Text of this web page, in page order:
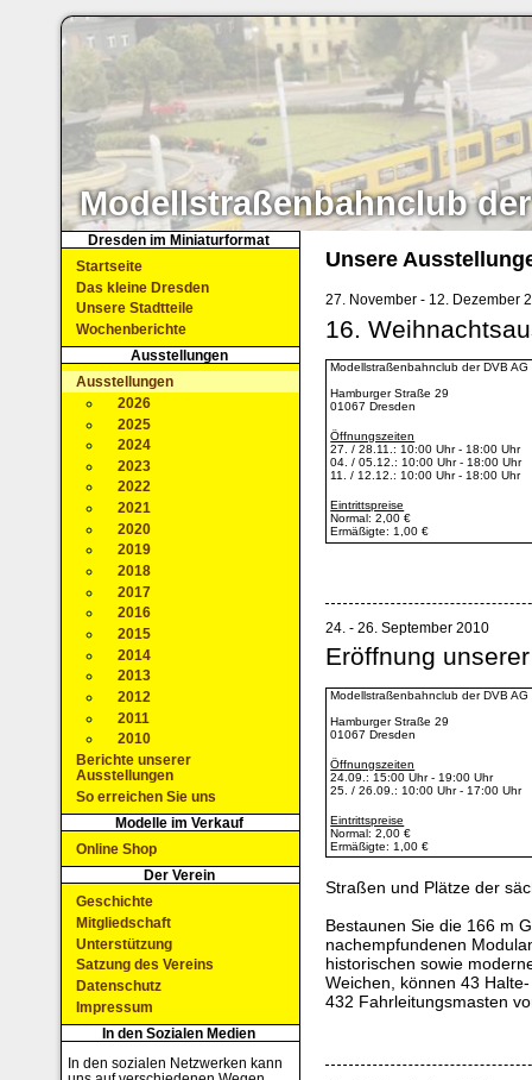
Modellstraßenbahnclub der
Unsere
27. November - 12. Dezember
16.
Modellstraßenbahnclub der DVB AG
Hamburger Straße 29
01067 Dresden
Öffnungszeiten
27. / 28.11.: 10:00 Uhr - 18:00 Uhr
04. / 05.12.: 10:00 Uhr - 18:00 Uhr
11. / 12.12.: 10:00 Uhr - 18:00 Uhr
Eintrittspreise
Normal: 2,00 €
Ermäßigte: 1,00 €
24. - 26. September 2010
Eröffnung
Modellstraßenbahnclub der DVB AG
Hamburger Straße 29
01067 Dresden
Öffnungszeiten
24.09.: 15:00 Uhr - 19:00 Uhr
25. / 26.09.: 10:00 Uhr - 17:00 Uhr
Eintrittspreise
Normal: 2,00 €
Ermäßigte: 1,00 €
Straßen und Plätze der
Bestaunen Sie die 166 m
nachempfundenen
historischen sowie
Weichen, können 43
432 Fahrleitungsmasten
Dresden im Miniaturformat
Startseite
Das kleine Dresden
Unsere Stadtteile
Wochenberichte
Ausstellungen
Ausstellungen
2026
2025
2024
2023
2022
2021
2020
2019
2018
2017
2016
2015
2014
2013
2012
2011
2010
Berichte unserer
Ausstellungen
So erreichen Sie uns
Modelle im Verkauf
Online Shop
Der Verein
Geschichte
Mitgliedschaft
Unterstützung
Satzung des Vereins
Datenschutz
Impressum
In den Sozialen Medien
In den sozialen Netzwerken kann